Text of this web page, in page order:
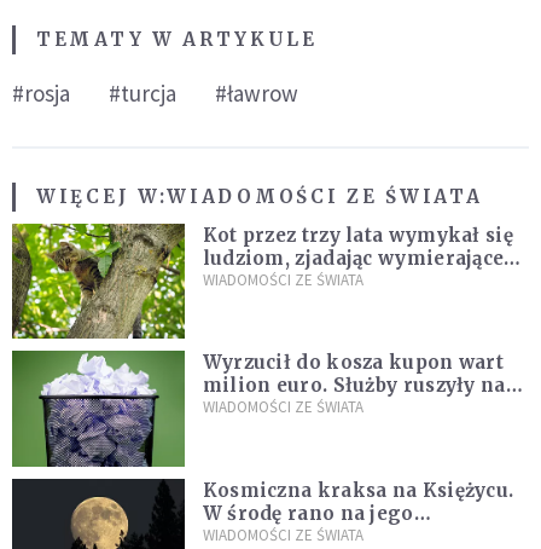
TEMATY W ARTYKULE
#rosja #turcja #ławrow
WIĘCEJ W:WIADOMOŚCI ZE ŚWIATA
Kot przez trzy lata wymykał się
ludziom, zjadając wymierające
kaczki. W końcu popełnił
WIADOMOŚCI ZE ŚWIATA
Wyrzucił do kosza kupon wart
milion euro. Służby ruszyły na
poszukiwania
WIADOMOŚCI ZE ŚWIATA
Kosmiczna kraksa na Księżycu.
W środę rano na jego
powierzchni dojdzie do
WIADOMOŚCI ZE ŚWIATA